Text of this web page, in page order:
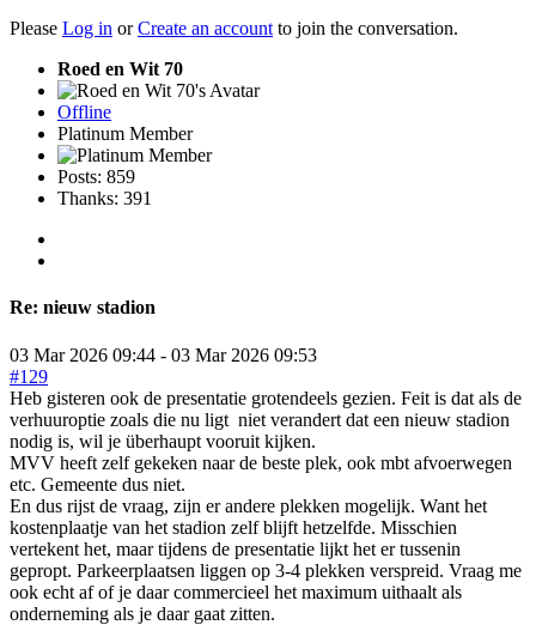
Please Log in orCreate an account to join the conversation.
Roed en Wit 70
Offline
Platinum Member
Posts: 859
Thanks: 391
Re: nieuw stadion
03 Mar 2026 09:44 - 03 Mar 2026 09:53
#129
Heb gisteren ook de presentatie grotendeels gezien. Feit is dat als de
verhuuroptie zoals die nu ligt niet verandert dat een nieuw stadion
nodig is, wil je überhaupt vooruit kijken.
MVV heeft zelf gekeken naar de beste plek, ook mbt afvoerwegen
etc. Gemeente dus niet.
En dus rijst de vraag, zijn er andere plekken mogelijk. Want het
kostenplaatje van het stadion zelf blijft hetzelfde. Misschien
vertekent het, maar tijdens de presentatie lijkt het er tussenin
gepropt. Parkeerplaatsen liggen op 3-4 plekken verspreid. Vraag me
ook echt af of je daar commercieel het maximum uithaalt als
onderneming als je daar gaat zitten.